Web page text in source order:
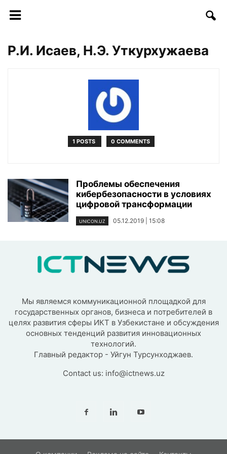
Р.И. Исаев, Н.Э. Уткурхужаева
1 POSTS 0 COMMENTS
Проблемы обеспечения
кибербезопасности в условиях
цифровой трансформации
UNICON.UZ 05.12.2019 | 15:08
Мы являемся коммуникационной площадкой для
государственных органов, бизнеса и потребителей в
целях развития сферы ИКТ в Узбекистане и обсуждения
основных тенденций развития инновационных
технологий.
Главный редактор - Уйгун Турсунходжаев.
Contact us: info@ictnews.uz